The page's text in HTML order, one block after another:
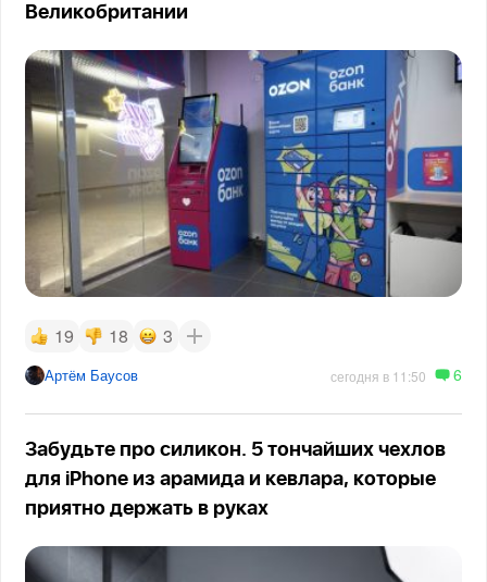
Великобритании
19 18 3
Артём Баусов сегодня в 11:50 6
Забудьте про силикон. 5 тончайших чехлов
для iPhone из арамида и кевлара, которые
приятно держать в руках